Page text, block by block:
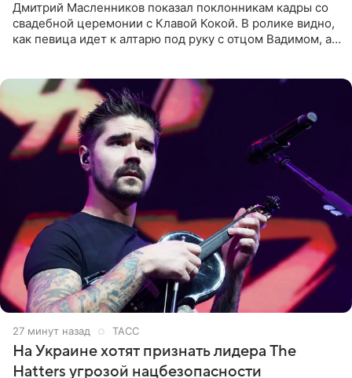
Дмитрий Масленников показал поклонникам кадры со
свадебной церемонии с Клавой Кокой. В ролике видно,
как певица идет к алтарю под руку с отцом Вадимом, а у
27 минут назад ТАСС
На Украине хотят признать лидера The
Hatters угрозой нацбезопасности